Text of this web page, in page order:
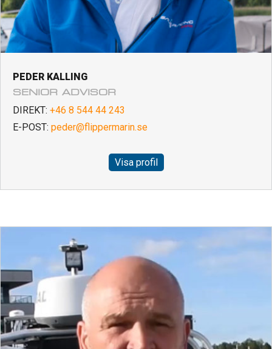
PEDER KALLING
SENIOR ADVISOR
DIREKT: +46 8 544 44 243
E-POST: peder@flippermarin.se
Visa profil